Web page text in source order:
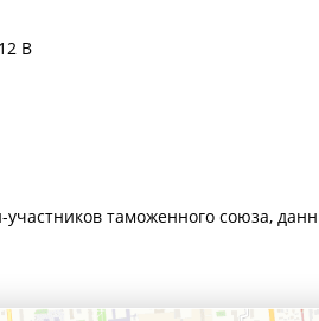
В
таможенного союза,